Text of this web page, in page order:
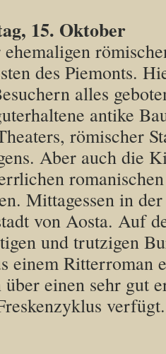
15. Oktober
des Piemonts.
alles
antike
römischer
Aber auch die
Mittagessen in
von Aosta. Auf
und trutzigen
einem Ritterroman
einen sehr gut